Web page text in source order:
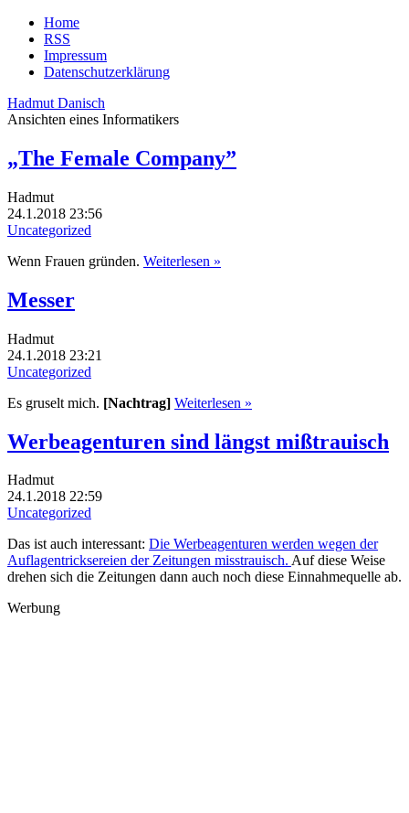
Home
RSS
Impressum
Datenschutzerklärung
Hadmut Danisch
Ansichten eines Informatikers
„The Female Company”
Hadmut
24.1.2018 23:56
Uncategorized
Wenn Frauen gründen. Weiterlesen »
Messer
Hadmut
24.1.2018 23:21
Uncategorized
Es gruselt mich. [Nachtrag] Weiterlesen »
Werbeagenturen sind längst mißtrauisch
Hadmut
24.1.2018 22:59
Uncategorized
Das ist auch interessant: Die Werbeagenturen werden wegen der
Auflagentricksereien der Zeitungen misstrauisch. Auf diese Weise
drehen sich die Zeitungen dann auch noch diese Einnahmequelle ab.
Werbung